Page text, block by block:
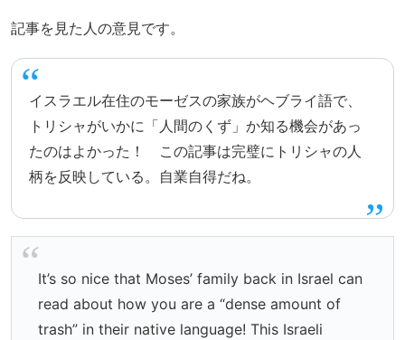
記事を見た人の意見です。
イスラエル在住のモーゼスの家族がヘブライ語で、
トリシャがいかに「人間のくず」か知る機会があっ
たのはよかった！ この記事は完璧にトリシャの人
柄を反映している。自業自得だね。
It’s so nice that Moses’ family back in Israel can
read about how you are a “dense amount of
trash” in their native language! This Israeli